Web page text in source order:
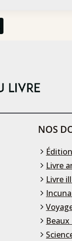
NOS
Livre
Livre